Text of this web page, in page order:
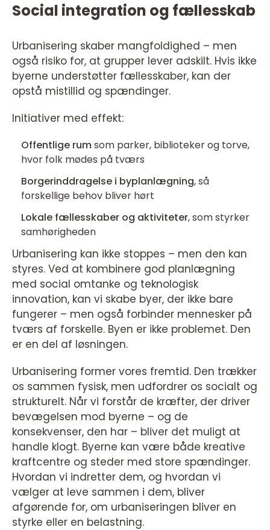
Social integration og fællesskab
Urbanisering skaber mangfoldighed – men
også risiko for, at grupper lever adskilt. Hvis ikke
byerne understøtter fællesskaber, kan der
opstå mistillid og spændinger.
Initiativer med effekt:
Offentlige rumsom parker, biblioteker og torve,
hvor folk mødes på tværs
Borgerinddragelse i byplanlægning, så
forskellige behov bliver hørt
Lokale fællesskaber og aktiviteter, som styrker
samhørigheden
Urbanisering kan ikke stoppes – men den kan
styres. Ved at kombinere god planlægning
med social omtanke og teknologisk
innovation, kan vi skabe byer, der ikke bare
fungerer – men også forbinder mennesker på
tværs af forskelle. Byen er ikke problemet. Den
er en del af løsningen.
Urbanisering former vores fremtid. Den trækker
os sammen fysisk, men udfordrer os socialt og
strukturelt. Når vi forstår de kræfter, der driver
bevægelsen mod byerne – og de
konsekvenser, den har – bliver det muligt at
handle klogt. Byerne kan være både kreative
kraftcentre og steder med store spændinger.
Hvordan vi indretter dem, og hvordan vi
vælger at leve sammen i dem, bliver
afgørende for, om urbaniseringen bliver en
styrke eller en belastning.